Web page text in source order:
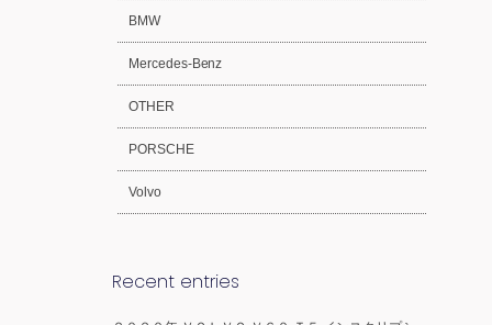
BMW
Mercedes-Benz
OTHER
PORSCHE
Volvo
Recent entries